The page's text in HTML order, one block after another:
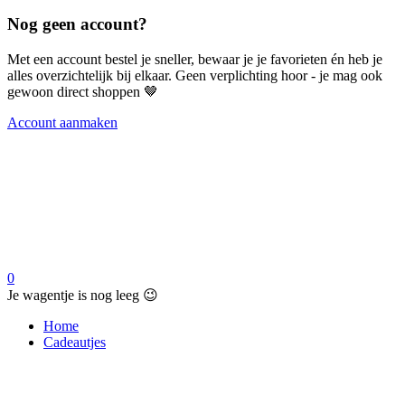
Nog geen account?
Met een account bestel je sneller, bewaar je je favorieten én heb je
alles overzichtelijk bij elkaar. Geen verplichting hoor - je mag ook
gewoon direct shoppen 🤎
Account aanmaken
0
Je wagentje is nog leeg 😉
Home
Cadeautjes